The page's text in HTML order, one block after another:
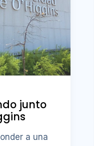
junto
a una